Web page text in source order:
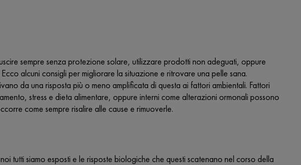
sempre senza protezione solare, utilizzare prodotti non adeguati, oppure
alcuni consigli per migliorare la situazione e ritrovare una pelle sana.
da una risposta più o meno amplificata di questa ai fattori ambientali. Fattori
stress e dieta alimentare, oppure interni come alterazioni ormonali possono
come sempre risalire alle cause e rimuoverle.
tutti siamo esposti e le risposte biologiche che questi scatenano nel corso della